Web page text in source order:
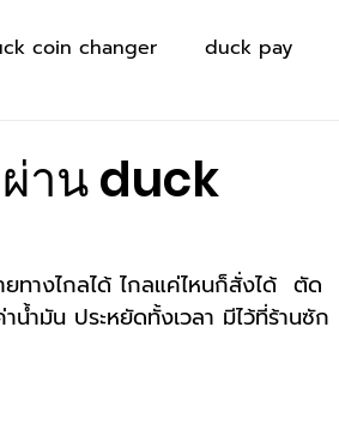
coin changer duck pay
าน duck
ทางไกลได้ ไกลแค่ไหนก็สั่งได้  ตัด
ำมัน ประหยัดทั้งเวลา มีไว้ที่ร้านซัก